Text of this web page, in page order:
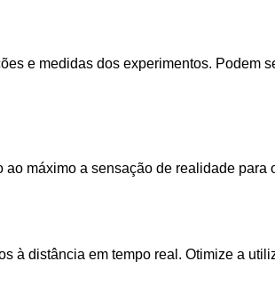
e medidas dos experimentos. Podem
máximo a sensação de realidade para
à distância em tempo real. Otimize a